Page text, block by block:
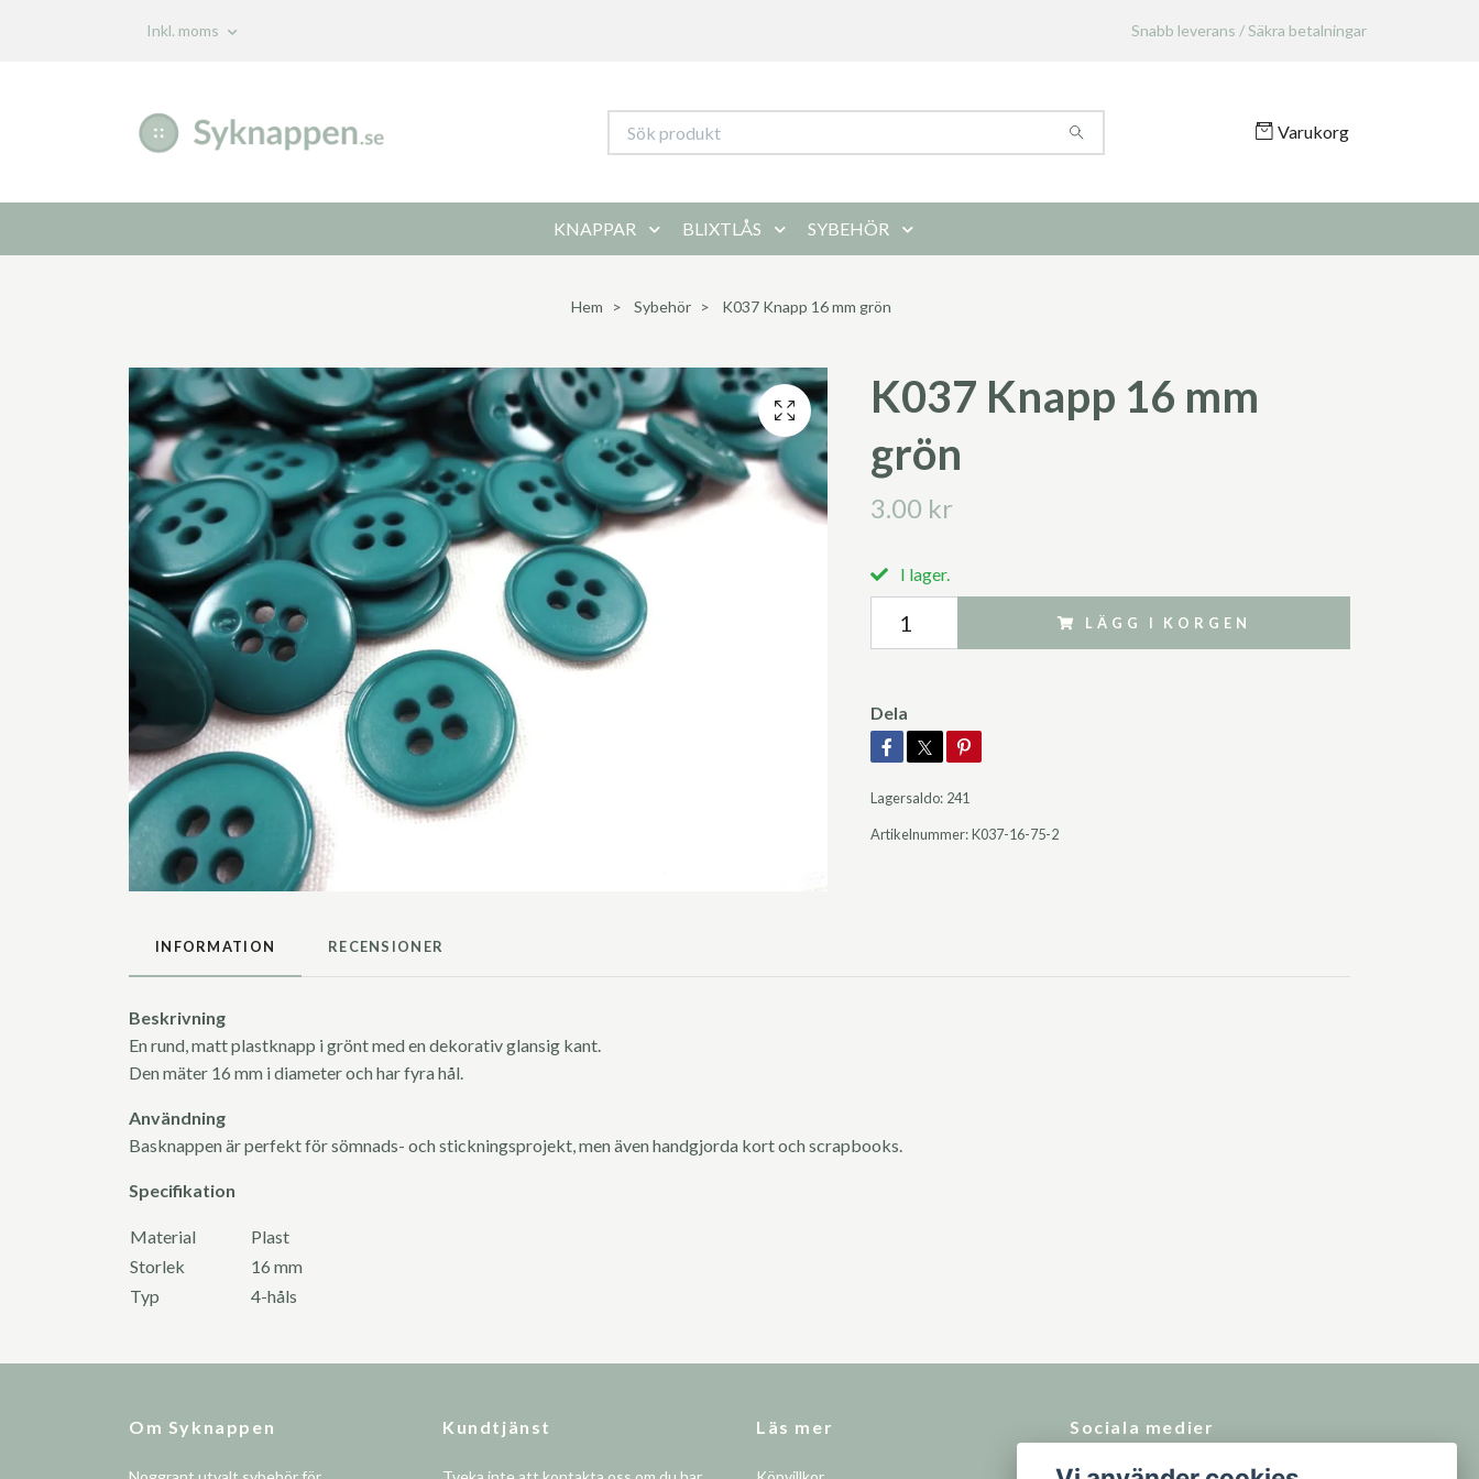
Inkl. moms Snabb leverans / Säkra betalningar
Varukorg
KNAPPAR BLIXTLÅS SYBEHÖR
Hem Sybehör K037 Knapp 16 mm grön
K037 Knapp 16 mm
grön
3.00 kr
I lager.
LÄGG I KORGEN
Dela
Lagersaldo: 241
Artikelnummer:K037-16-75-2
INFORMATION RECENSIONER
Beskrivning
En rund, matt plastknapp i grönt med en dekorativ glansig kant.
Den mäter 16 mm i diameter och har fyra hål.
Användning
Basknappen är perfekt för sömnads- och stickningsprojekt, men även handgjorda kort och scrapbooks.
Specifikation
Material
Plast
Storlek
16 mm
Typ
4-håls
Om Syknappen Kundtjänst Läs mer Sociala medier